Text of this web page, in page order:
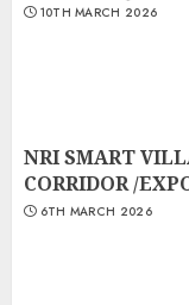
10TH MARCH 2026
NRI SMART
CORRIDOR /
6TH MARCH 2026